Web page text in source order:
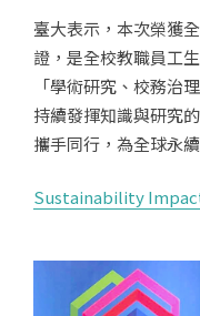
臺大表示，本次榮獲
證，是全校教職員工
「學術研究、校務治
持續發揮知識與研究
攜手同行，為全球永
Sustainability